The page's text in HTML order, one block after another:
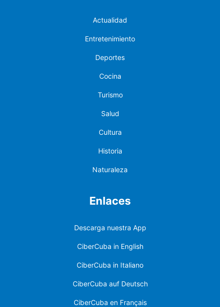
Actualidad
Entretenimiento
Deportes
Cocina
Turismo
Salud
Cultura
Historia
Naturaleza
Enlaces
Descarga nuestra App
CiberCuba in English
CiberCuba in Italiano
CiberCuba auf Deutsch
CiberCuba en Français